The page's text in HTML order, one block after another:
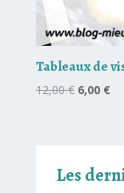
Tableaux de
12,00€ Le
12,00 €.
6,00 €Le
Les